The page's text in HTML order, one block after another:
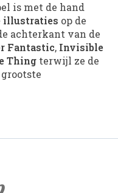
is met de hand
illustraties op de
achterkant van de
Fantastic, Invisible
Thing terwijl ze de